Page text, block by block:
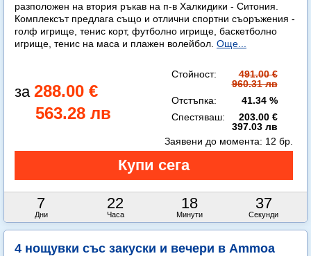
разположен на втория ръкав на п-в Халкидики - Ситония.
Комплексът предлага също и отлични спортни съоръжения -
голф игрище, тенис корт, футболно игрище, баскетболно
игрище, тенис на маса и плажен волейбол. Още...
288.00 €
563.28 лв
Стойност:
491.00 €
960.31 лв
Отстъпка:
41.34 %
Спестяваш:
203.00 €
397.03 лв
7
Дни
22
Часа
18
Минути
35
Секунди
Заявени до момента: 12 бр.
4 нощувки със закуски и вечери в Ammoa